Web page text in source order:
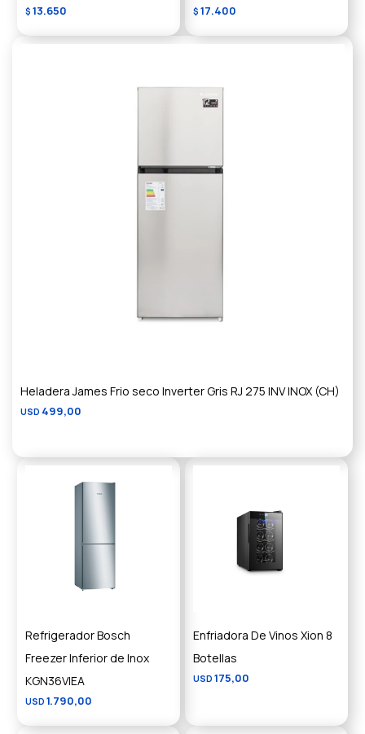
$ 13.650 $ 17.400
Heladera James Frio seco Inverter Gris RJ 275 INV INOX (CH)
USD 499,00
Refrigerador Bosch
Freezer Inferior de Inox
KGN36VIEA
USD 1.790,00
Enfriadora De Vinos Xion 8
Botellas
USD 175,00